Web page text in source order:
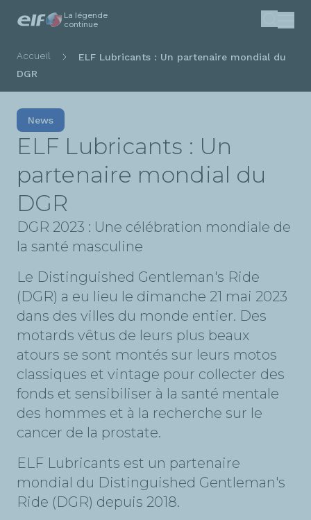
contenu
La légende
continue
Fil
d'Ariane
Accueil
ELF Lubricants : Un partenaire mondial du
DGR
News
ELF Lubricants : Un
partenaire mondial du
DGR
DGR 2023 : Une célébration mondiale de
la santé masculine
Le Distinguished Gentleman's Ride
(DGR) a eu lieu le dimanche 21 mai 2023
dans des villes du monde entier. Des
motards vêtus de leurs plus beaux
atours se sont montés sur leurs motos
classiques et vintage pour collecter des
fonds et sensibiliser à la santé mentale
des hommes et à la recherche sur le
cancer de la prostate.
ELF Lubricants est un partenaire
mondial du Distinguished Gentleman's
Ride (DGR) depuis 2018.